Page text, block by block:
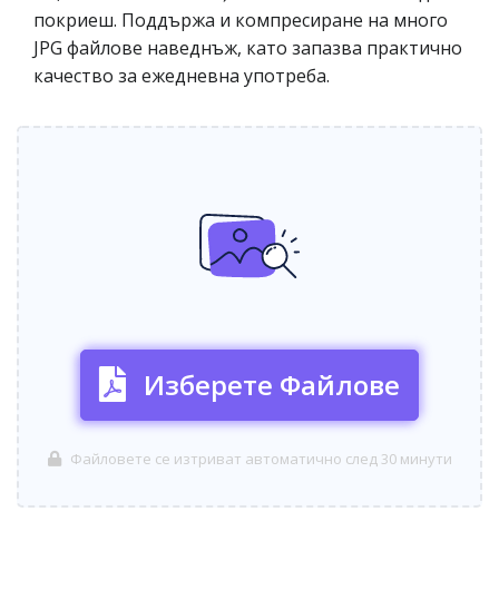
покриеш. Поддържа и компресиране на много
JPG файлове наведнъж, като запазва практично
качество за ежедневна употреба.
Изберете Файлове
Файловете се изтриват автоматично след 30 минути